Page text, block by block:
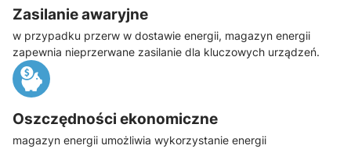
Zasilanie awaryjne
w przypadku przerw w dostawie energii, magazyn energii
zapewnia nieprzerwane zasilanie dla kluczowych urządzeń.
Oszczędności ekonomiczne
magazyn energii umożliwia wykorzystanie energii